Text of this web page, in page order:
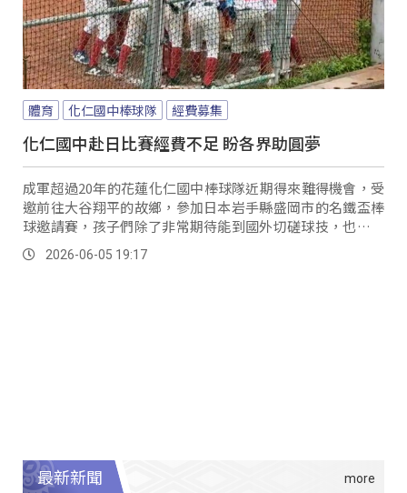
體育 化仁國中棒球隊 經費募集
化仁國中赴日比賽經費不足 盼各界助圓夢
成軍超過20年的花蓮化仁國中棒球隊近期得來難得機會，受
邀前往大谷翔平的故鄉，參加日本岩手縣盛岡市的名鐵盃棒
球邀請賽，孩子們除了非常期待能到國外切磋球技，也希望
能學習到更多棒球專業技術。
2026-06-05 19:17
最新新聞